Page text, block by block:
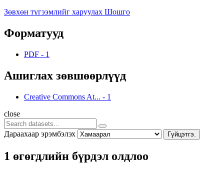
Зөвхөн түгээмлийг харуулах Шошго
Форматууд
PDF - 1
Ашиглах зөвшөөрлүүд
Creative Commons At... - 1
close
Дараахаар эрэмбэлэх Гүйцэтгэ.
1 өгөгдлийн бүрдэл олдлоо